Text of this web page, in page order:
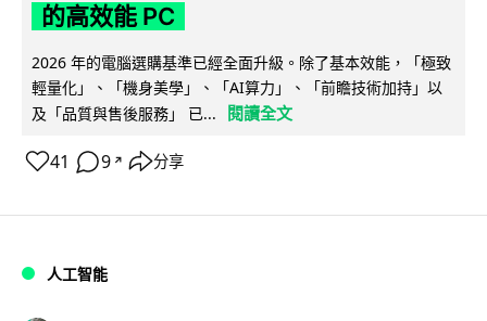
的高效能 PC
2026 年的電腦選購基準已經全面升級。除了基本效能，「極致
輕量化」、「機身美學」、「AI算力」、「前瞻技術加持」以
及「品質與售後服務」 已...
閱讀全文
41 9 ↗ 分享
人工智能